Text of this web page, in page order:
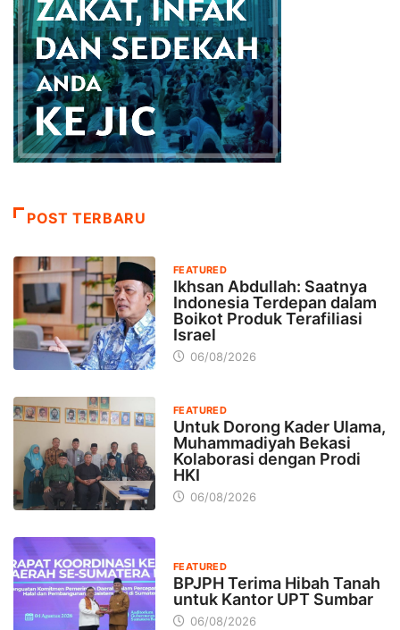
POST TERBARU
FEATURED
Ikhsan Abdullah: Saatnya
Indonesia Terdepan dalam
Boikot Produk Terafiliasi
Israel
06/08/2026
FEATURED
Untuk Dorong Kader Ulama,
Muhammadiyah Bekasi
Kolaborasi dengan Prodi
HKI
06/08/2026
FEATURED
BPJPH Terima Hibah Tanah
untuk Kantor UPT Sumbar
06/08/2026